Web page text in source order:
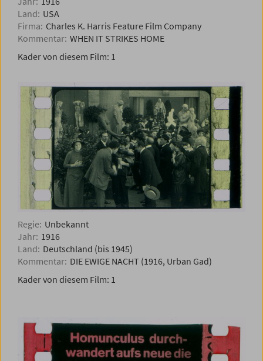
Land: USA
Firma: Charles K. Harris Feature Film Company
Kommentar: WHEN IT STRIKES HOME
Kader von diesem Film: 1
Regie: Unbekannt
Jahr: 1916
Land: Deutschland (bis 1945)
Kommentar: DIE EWIGE NACHT (1916, Urban Gad)
Kader von diesem Film: 1